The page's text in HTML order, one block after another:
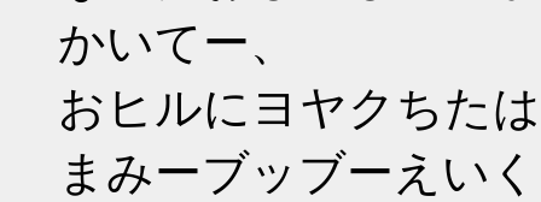
かいてー、
おヒルにヨヤクちた
まみーブッブーえい